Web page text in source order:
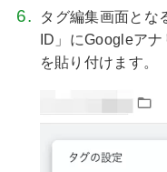
タグ編集画面とな
ID」にGoogleア
を貼り付けます。